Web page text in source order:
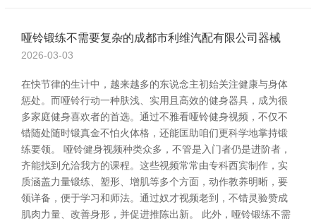
哑铃锻练不需要复杂的成都市利维汽配有限公司器械
2026-03-03
在快节律的生计中，越来越多的东说念主初始关注健康与身体
惩处。而哑铃行动一种肤浅、实用且高效的健身器具，成为很
多家庭健身喜欢者的首选。通过不雅看哑铃健身视频，不仅不
错随处随时锻真金不怕火体格，还能匡助咱们更科学地掌持锻
练要领。 哑铃健身视频种类众多，不管是入门者仍是进阶者，
齐能找到允洽我方的课程。这些视频常常由专科西宾制作，实
质涵盖力量锻练、塑形、增肌等多个方面，动作教养明晰，要
领详备，便于学习和师法。通过奴才视频老到，不错灵验赞成
肌肉力量、改善身形，并促进推陈出新。 此外，哑铃锻练不需